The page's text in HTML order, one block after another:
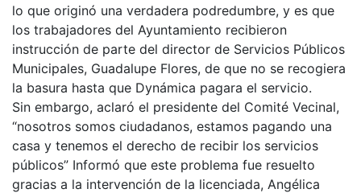
lo que originó una verdadera podredumbre, y es que
los trabajadores del Ayuntamiento recibieron
instrucción de parte del director de Servicios Públicos
Municipales, Guadalupe Flores, de que no se recogiera
la basura hasta que Dynámica pagara el servicio.
Sin embargo, aclaró el presidente del Comité Vecinal,
“nosotros somos ciudadanos, estamos pagando una
casa y tenemos el derecho de recibir los servicios
públicos” Informó que este problema fue resuelto
gracias a la intervención de la licenciada, Angélica